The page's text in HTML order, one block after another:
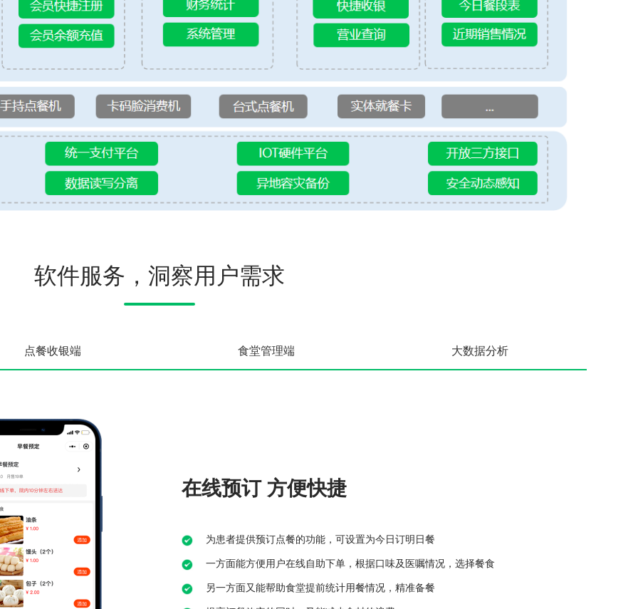
软件服务，洞察用户需求
点餐收银端 食堂管理端 大数据分析
在线预订 方便快捷
为患者提供预订点餐的功能，可设置为今日订明日餐
一方面能方便用户在线自助下单，根据口味及医嘱情况，选择餐食
另一方面又能帮助食堂提前统计用餐情况，精准备餐